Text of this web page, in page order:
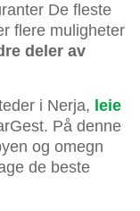
De fleste
flere muligheter
deler av
i Nerja, leie
På denne
og omegn
de beste